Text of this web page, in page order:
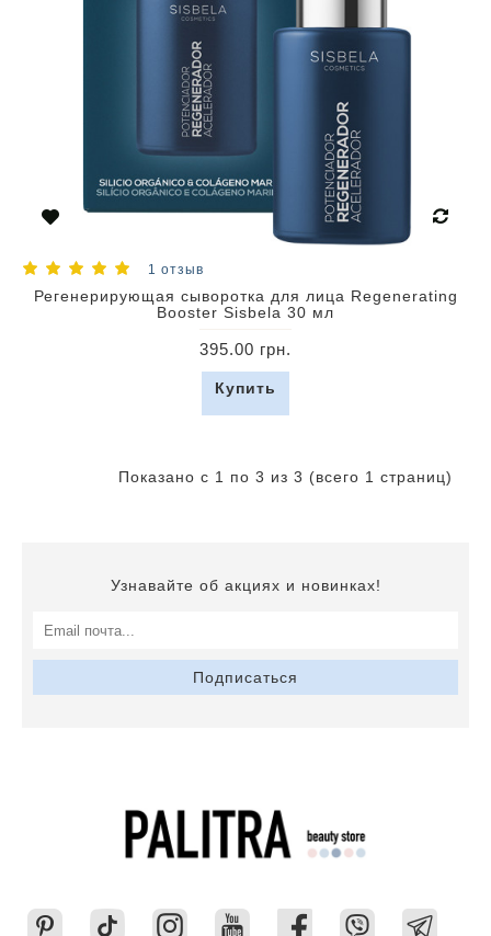
1 отзыв
Регенерирующая сыворотка для лица Regenerating
Booster Sisbela 30 мл
395.00 грн.
Купить
Показано с 1 по 3 из 3 (всего 1 страниц)
Узнавайте об акциях и новинках!
Подписаться